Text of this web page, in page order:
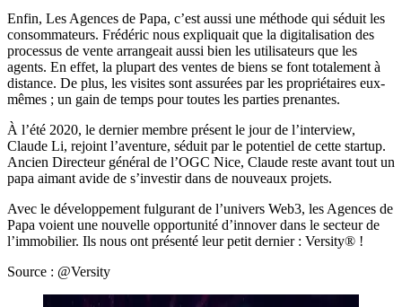
Enfin, Les Agences de Papa, c’est aussi une méthode qui séduit les
consommateurs. Frédéric nous expliquait que la digitalisation des
processus de vente arrangeait aussi bien les utilisateurs que les
agents. En effet, la plupart des ventes de biens se font totalement à
distance. De plus, les visites sont assurées par les propriétaires eux-
mêmes ; un gain de temps pour toutes les parties prenantes.
À l’été 2020, le dernier membre présent le jour de l’interview,
Claude Li, rejoint l’aventure, séduit par le potentiel de cette startup.
Ancien Directeur général de l’OGC Nice, Claude reste avant tout un
papa aimant avide de s’investir dans de nouveaux projets.
Avec le développement fulgurant de l’univers Web3, les Agences de
Papa voient une nouvelle opportunité d’innover dans le secteur de
l’immobilier. Ils nous ont présenté leur petit dernier : Versity® !
Source : @Versity